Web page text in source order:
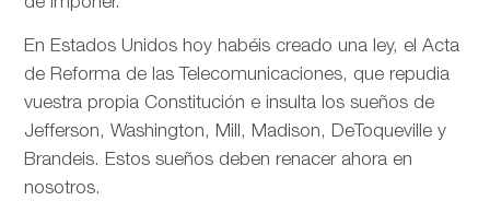
En Estados Unidos hoy habéis creado una ley, el Acta
de Reforma de las Telecomunicaciones, que repudia
vuestra propia Constitución e insulta los sueños de
Jefferson, Washington, Mill, Madison, DeToqueville y
Brandeis. Estos sueños deben renacer ahora en
nosotros.